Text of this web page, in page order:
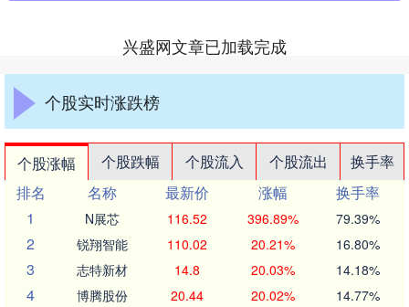
兴盛网文章已加载完成
个股实时涨跌榜
个股涨幅 个股跌幅 个股流入 个股流出
换手率
排名
名称 最新价 涨幅
换手率
1
N展芯 116.52 396.89% 79.39%
2 锐翔智能 110.02 20.21% 16.80%
3 志特新材 14.8 20.03% 14.18%
4 博腾股份 20.44 20.02% 14.77%